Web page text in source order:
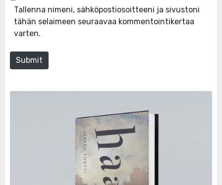
Tallenna nimeni, sähköpostiosoitteeni ja sivustoni
tähän selaimeen seuraavaa kommentointikertaa
varten.
Submit